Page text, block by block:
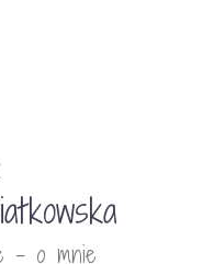
- o mnie